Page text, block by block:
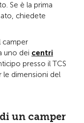
Se è la prima
chiedete
camper
uno dei centri
presso il TCS
le dimensioni del
un camper